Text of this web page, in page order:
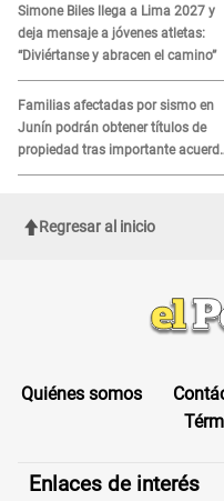
Simone Biles llega a Lima 2027 y
deja mensaje a jóvenes atletas:
“Diviértanse y abracen el camino”
Familias afectadas por sismo en
Junín podrán obtener títulos de
propiedad tras importante
de Cofopri
Regresar al inicio
Quiénes somos
Enlaces de interés